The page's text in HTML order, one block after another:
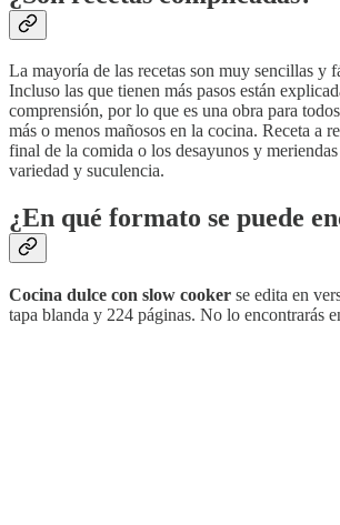
La mayoría de las recetas son muy sencillas y
Incluso las que tienen más pasos están
comprensión, por lo que es una obra para
más o menos mañosos en la cocina. Receta a
final de la comida o los desayunos y
variedad y suculencia.
¿En qué formato se puede
Cocina dulce con slow cooker se edita en
tapa blanda y 224 páginas. No lo encontrarás